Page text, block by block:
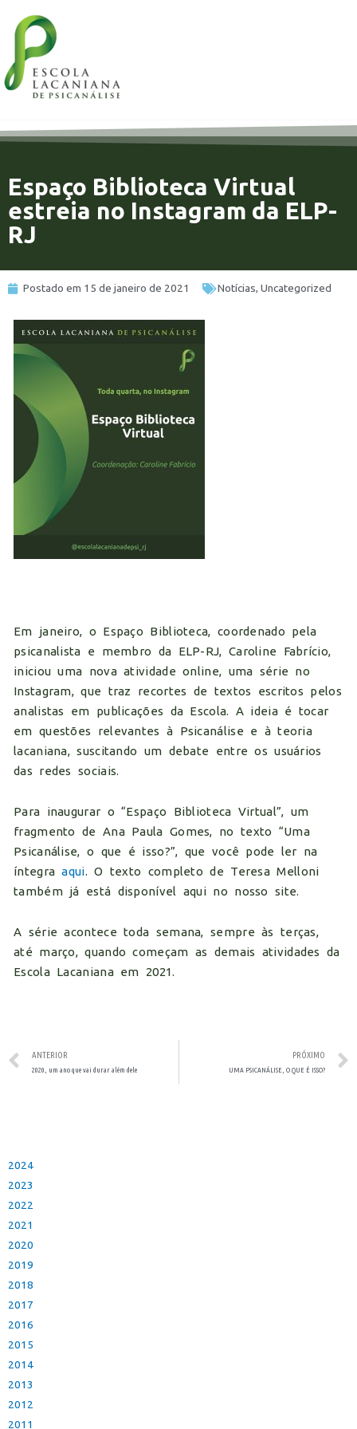
Espaço Biblioteca Virtual
estreia no Instagram da ELP-
RJ
Postado em 15 de janeiro de 2021 Notícias, Uncategorized
Em janeiro, o Espaço Biblioteca, coordenado pela
psicanalista e membro da ELP-RJ, Caroline Fabrício,
iniciou uma nova atividade online, uma série no
Instagram, que traz recortes de textos escritos pelos
analistas em publicações da Escola. A ideia é tocar
em questões relevantes à Psicanálise e à teoria
lacaniana, suscitando um debate entre os usuários
das redes sociais.
Para inaugurar o “Espaço Biblioteca Virtual”, um
fragmento de Ana Paula Gomes, no texto “Uma
Psicanálise, o que é isso?”, que você pode ler na
íntegraaqui. O texto completo de Teresa Melloni
também já está disponível aqui no nosso site.
A série acontece toda semana, sempre às terças,
até março, quando começam as demais atividades da
Escola Lacaniana em 2021.
ANTERIOR
2020, um ano que vai durar além dele
PRÓXIMO
UMA PSICANÁLISE, O QUE É ISSO?
2024
2023
2022
2021
2020
2019
2018
2017
2016
2015
2014
2013
2012
2011